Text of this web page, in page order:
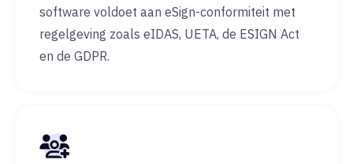
software voldoet aan eSign-conformiteit met
regelgeving zoals eIDAS, UETA, de ESIGN Act
en de GDPR.